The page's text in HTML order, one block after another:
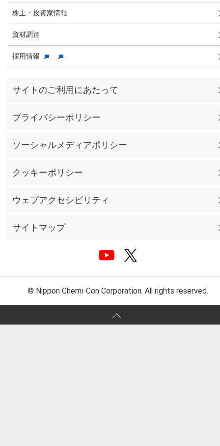
株主・投資家情報
資材調達
採用情報
サイトのご利用にあたって
プライバシーポリシー
ソーシャルメディアポリシー
クッキーポリシー
ウェブアクセシビリティ
サイトマップ
© Nippon Chemi-Con Corporation. All rights reserved.